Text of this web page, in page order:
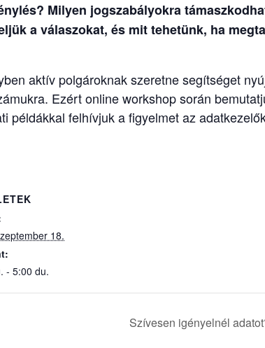
Milyen jogszabályokra
a válaszokat, és mit tehetünk, ha
aktív polgároknak szeretne segítséget
Ezért online workshop során
példákkal felhívjuk a figyelmet az
18.
- 5:00 du.
Szívesen igényelnél